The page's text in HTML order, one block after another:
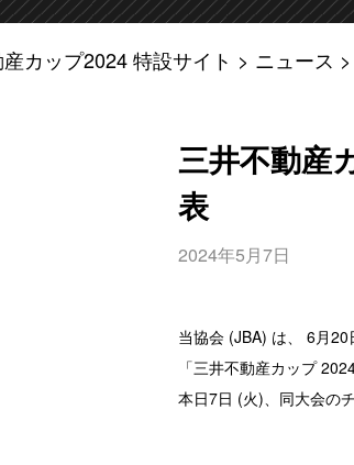
カップ2024 特設サイト ニュース
三井不動産
表
2024年5月7日
当協会 (JBA) は、 6月
「三井不動産カップ
本日7日 (火)、同大会の